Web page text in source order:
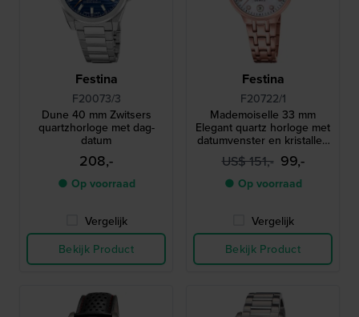
Festina
F20073/3
Dune 40 mm Zwitsers
quartzhorloge met dag-
datum
208,-
● Op voorraad
Vergelijk
Bekijk Product
Festina
F20722/1
Mademoiselle 33 mm
Elegant quartz horloge met
datumvenster en kristallen
US$ 151,- 99,-
● Op voorraad
Vergelijk
Bekijk Product